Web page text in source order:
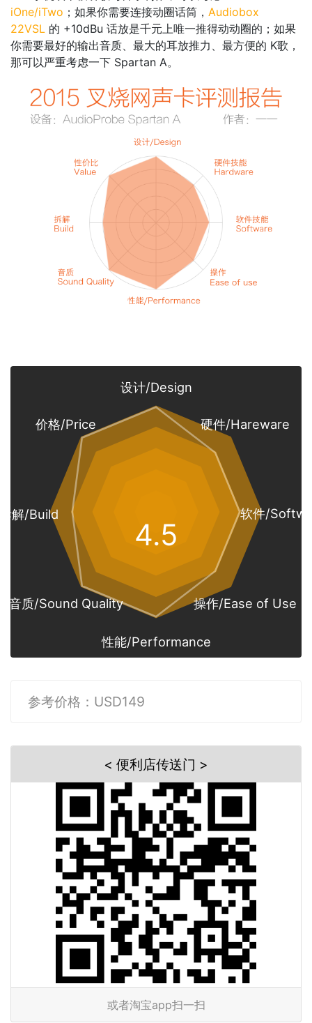
iOne/iTwo ；如果你需要连接动圈话筒， Audiobox
22VSL 的 +10dBu 话放是千元上唯一推得动动圈的；如果
你需要最好的输出音质、最大的耳放推力、最方便的 K歌，
那可以严重考虑一下 Spartan A。
设计/Design
硬件/Hareware
软件/
操作/Ease of Use
性能/Performance
音质/Sound Quality
解/Build
价格/Price
4.5
参考价格：USD149
< 便利店传送门 >
或者淘宝app扫一扫